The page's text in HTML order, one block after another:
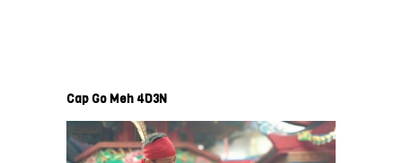
Cap Go Meh 4D3N